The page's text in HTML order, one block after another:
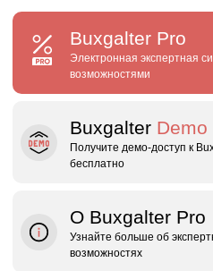
Buxgalter Pro
Электронная экспертная
возможностями
Buxgalter Demo
Получите демо‑доступ к
бесплатно
О Buxgalter Pro
Узнайте больше об
возможностях